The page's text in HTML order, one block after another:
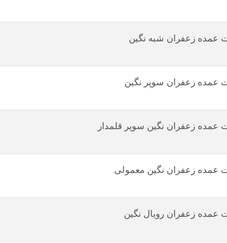
عمده زعفران شبه نگین
عمده زعفران سوپر نگین
عمده زعفران نگین سوپر قلمدار
عمده زعفران نگین معمولی
عمده زعفران رویال نگین